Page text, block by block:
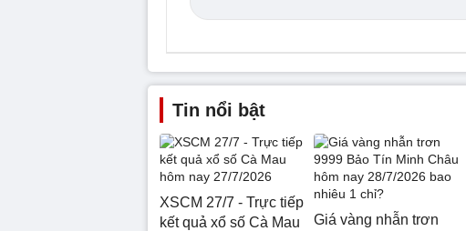
Tin nổi bật
XSCM 27/7 - Trực tiếp
kết quả xổ số Cà Mau
Giá vàng nhẫn trơn